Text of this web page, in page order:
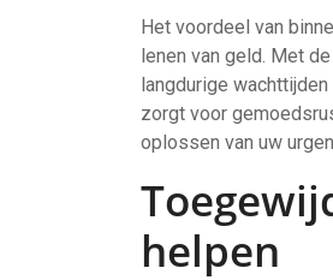
Het voordeel van
lenen van geld. Met
langdurige
zorgt voor
oplossen van uw
helpen